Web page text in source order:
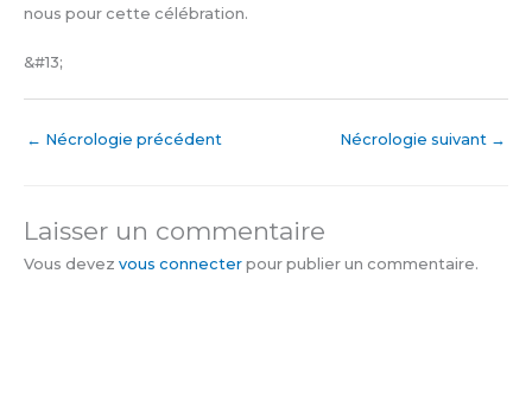
nous pour cette célébration.
&#13;
← Nécrologie précédent Nécrologie suivant →
Laisser un commentaire
Vous devez vous connecter pour publier un commentaire.